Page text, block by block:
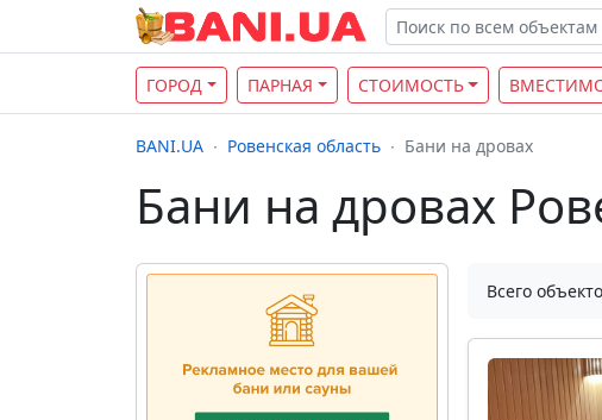
ГОРОД ПАРНАЯ СТОИМОСТЬ
BANI.UA Ровенская область Бани на дровах
Бани на дровах
Всего